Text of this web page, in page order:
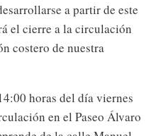
a partir de este
el cierre a la circulación
costero de nuestra
horas del día viernes
en el Paseo Álvaro